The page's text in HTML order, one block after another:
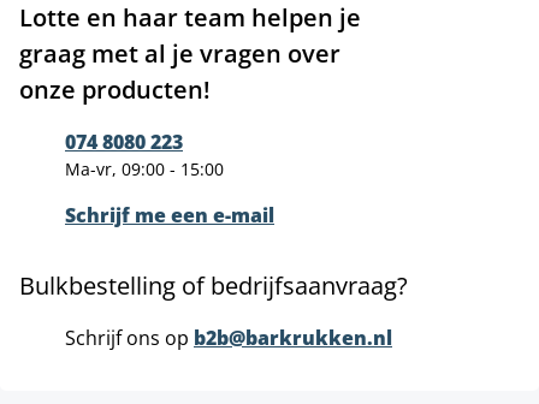
Lotte en haar team helpen je
graag met al je vragen over
onze producten!
074 8080 223
Ma-vr, 09:00 - 15:00
Schrijf me een e-mail
Bulkbestelling of bedrijfsaanvraag?
Schrijf ons op b2b@barkrukken.nl